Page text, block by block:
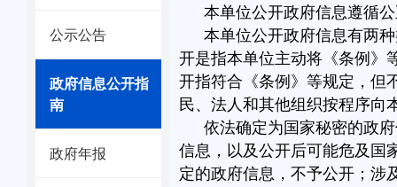
公示公告
政府信息公开指
南
政府年报
本单位公开政府信息遵循
本单位公开政府信息有两
开是指本单位主动将《条例》
开指符合《条例》等规定，但
民、法人和其他组织按程序向
依法确定为国家秘密的政
信息，以及公开后可能危及国
定的政府信息，不予公开；涉